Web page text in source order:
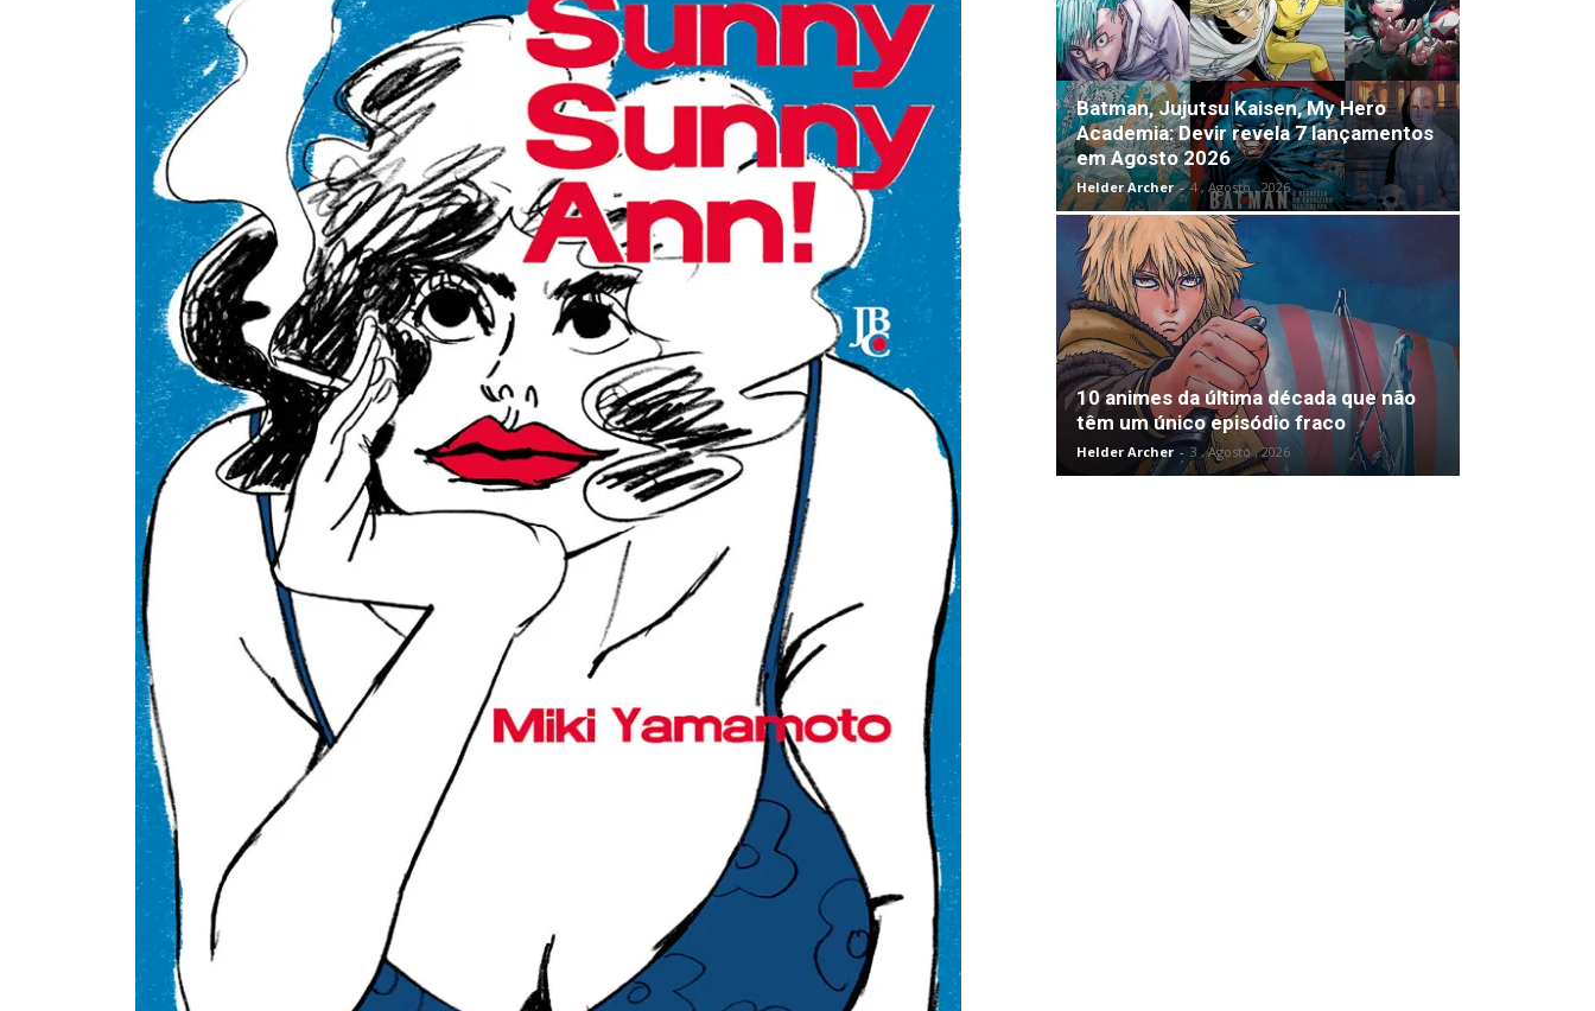
Batman, Jujutsu Kaisen, My Hero
Academia: Devir revela 7 lançamentos
em Agosto 2026
Helder Archer - 4 , Agosto , 2026
10 animes da última década que não
têm um único episódio fraco
Helder Archer - 3 , Agosto , 2026